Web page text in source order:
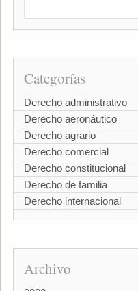
Categorías
Derecho administrativo
Derecho aeronáutico
Derecho agrario
Derecho comercial
Derecho constitucional
Derecho de familia
Derecho internacional
Archivo